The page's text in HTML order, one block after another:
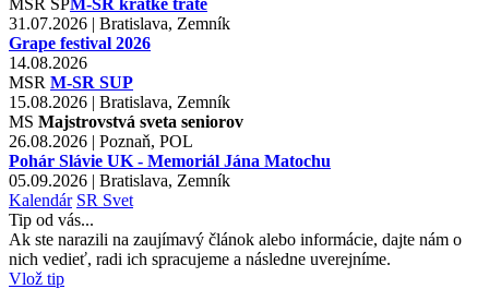
31.07.2026 | Bratislava, Zemník
Grape festival 2026
14.08.2026
MSR M-SR SUP
15.08.2026 | Bratislava, Zemník
MS Majstrovstvá sveta seniorov
26.08.2026 | Poznaň, POL
Pohár Slávie UK - Memoriál Jána Matochu
05.09.2026 | Bratislava, Zemník
Kalendár SR Svet
Tip od vás...
Ak ste narazili na zaujímavý článok alebo informácie, dajte nám o
nich vedieť, radi ich spracujeme a následne uverejníme.
Vlož tip